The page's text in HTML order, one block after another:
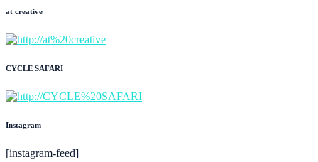
at creative
CYCLE SAFARI
Instagram
[instagram-feed]